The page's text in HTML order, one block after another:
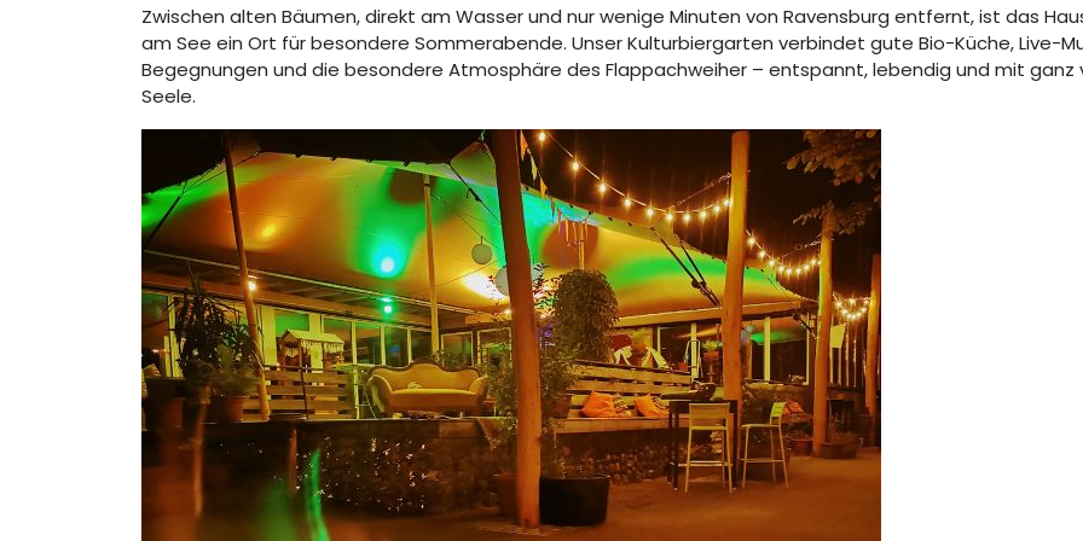
Zwischen alten Bäumen, direkt am Wasser und nur wenige Minuten von Ravensburg entfernt, ist das
am See ein Ort für besondere Sommerabende. Unser Kulturbiergarten verbindet gute Bio-Küche, Live-
Begegnungen und die besondere Atmosphäre des Flappachweiher – entspannt, lebendig und mit ganz
Seele.